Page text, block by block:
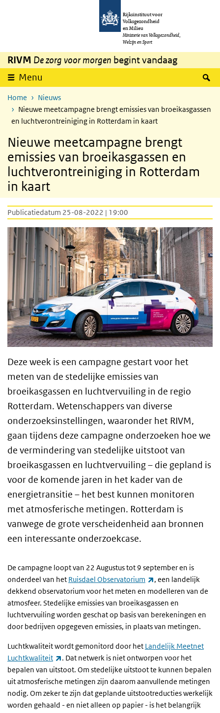
Overslaan en naar de inhoud gaan
Rijksinstituut voor
Volksgezondheid
en Milieu
Ministerie van Volksgezondheid,
Welzijn en Sport
RIVM De zorg voor morgen begint vandaag
Menu
Home
Nieuws
Nieuwe meetcampagne brengt emissies van broeikasgassen
en luchtverontreiniging in Rotterdam in kaart
Nieuwe meetcampagne brengt
emissies van broeikasgassen en
luchtverontreiniging in Rotterdam
in kaart
Publicatiedatum 25-08-2022 | 19:00
Deze week is een campagne gestart voor het
meten van de stedelijke emissies van
broeikasgassen en luchtvervuiling in de regio
Rotterdam. Wetenschappers van diverse
onderzoeksinstellingen, waaronder het RIVM,
gaan tijdens deze campagne onderzoeken hoe we
de vermindering van stedelijke uitstoot van
broeikasgassen en luchtvervuiling – die gepland is
voor de komende jaren in het kader van de
energietransitie – het best kunnen monitoren
met atmosferische metingen. Rotterdam is
vanwege de grote verscheidenheid aan bronnen
een interessante onderzoekcase.
De campagne loopt van 22 Augustus tot 9 september en is
onderdeel van het Ruisdael Observatorium (externe link)
, een landelijk
dekkend observatorium voor het meten en modelleren van de
atmosfeer. Stedelijke emissies van broeikasgassen en
luchtvervuiling worden geschat op basis van berekeningen en
door bedrijven opgegeven emissies, in plaats van metingen.
Luchtkwaliteit wordt gemonitord door het Landelijk Meetnet
Luchtkwaliteit
(externe link)
. Dat netwerk is niet ontworpen voor het
bepalen van uitstoot. Om stedelijke uitstoot te kunnen bepalen
uit atmosferische metingen zijn daarom aanvullende metingen
nodig. Om zeker te zijn dat geplande uitstootreducties werkelijk
worden gehaald - en niet alleen op papier - is het belangrijk